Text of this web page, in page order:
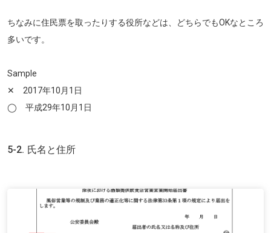
ちなみに住民票を取ったりする役所などは、どちらでもOKなところ
多いです。
Sample
✕ 2017年10月1日
◯ 平成29年10月1日
5-2. 氏名と住所